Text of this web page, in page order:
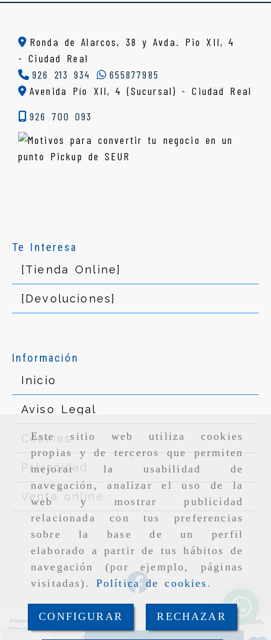
Este sitio web utiliza cookies
propias y de terceros que permiten
mejorar la usabilidad de
navegación, analizar el uso de la
web y mostrar publicidad
relacionada con tus preferencias
sobre la base de un perfil
elaborado a partir de tus hábitos de
navegación (por ejemplo, páginas
visitadas). Política de cookies .
CONFIGURAR RECHAZAR
Ronda de Alarcos, 38 y Avda. Pio XII, 4
-Ciudad Real
926 213 934
655877985
Avenida Pío XII, 4 (Sucursal) - Ciudad Real
926 700 093
Te Interesa
[Tienda Online]
[Devoluciones]
Información
Inicio
Aviso Legal
Cookies
Privacidad
Venta online